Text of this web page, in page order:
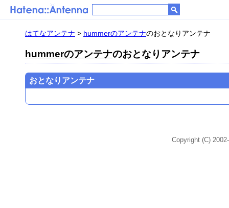
はてなアンテナ > hummerのアンテナのおとなりアンテナ
hummerのアンテナのおとなりアンテナ
おとなりアンテナ
Copyright (C)